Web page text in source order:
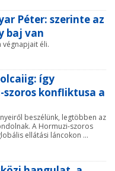
Péter: szerinte az
baj van
végnapjait éli.
így
konfliktusa a
beszélünk, legtöbben az
A Hormuzi-szoros
ellátási láncokon ...